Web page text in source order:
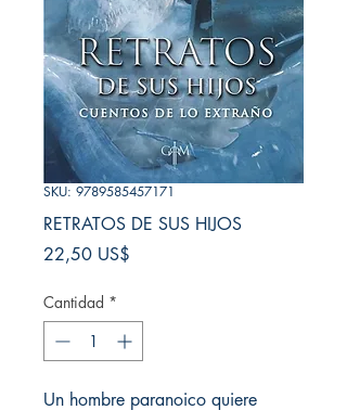
SKU: 9789585457171
RETRATOS DE SUS HIJOS
22,50 US$
Cantidad *
Un hombre paranoico quiere